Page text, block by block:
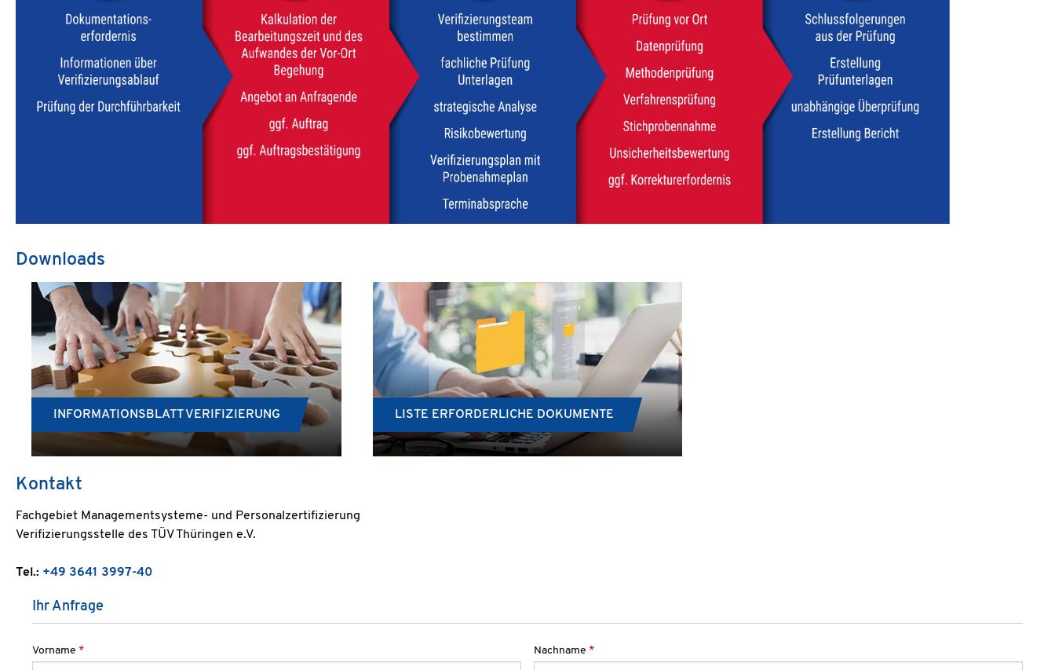
Downloads
INFORMATIONSBLATT VERIFIZIERUNG LISTE ERFORDERLICHE DOKUMENTE
Kontakt
Fachgebiet Managementsysteme- und Personalzertifizierung
Verifizierungsstelle des TÜV Thüringen e.V.
Tel.: +49 3641 3997-40
Ihr Anfrage
Vorname * Nachname *